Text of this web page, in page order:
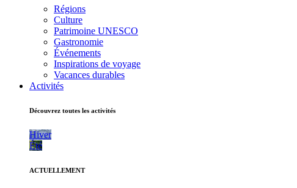
Régions
Culture
Patrimoine UNESCO
Gastronomie
Événements
Inspirations de voyage
Vacances durables
Activités
Découvrez toutes les activités
Hiver
Été
ACTUELLEMENT